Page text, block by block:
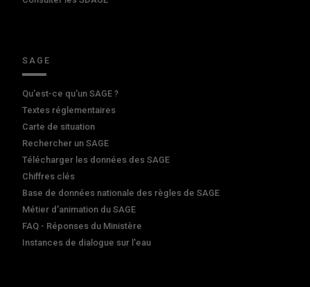
SAGE
Qu'est-ce qu'un SAGE ?
Textes réglementaires
Carte de situation
Rechercher un SAGE
Télécharger les données des SAGE
Chiffres clés
Base de données nationale des règles de SAGE
Métier d'animation du SAGE
FAQ - Réponses du Ministère
Instances de dialogue sur l'eau